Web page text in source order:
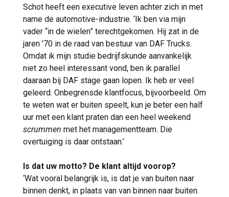
Schot heeft een executive leven achter zich in met
name de automotive-industrie. ‘Ik ben via mijn
vader “in de wielen” terechtgekomen. Hij zat in de
jaren ’70 in de raad van bestuur van DAF Trucks.
Omdat ik mijn studie bedrijfskunde aanvankelijk
niet zo heel interessant vond, ben ik parallel
daaraan bij DAF stage gaan lopen. Ik heb er veel
geleerd. Onbegrensde klantfocus, bijvoorbeeld. Om
te weten wat er buiten speelt, kun je beter een half
uur met een klant praten dan een heel weekend
scrummen met het managementteam. Die
overtuiging is daar ontstaan.’
Is dat uw motto? De klant altijd voorop?
‘Wat vooral belangrijk is, is dat je van buiten naar
binnen denkt, in plaats van van binnen naar buiten.